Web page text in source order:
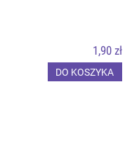
1,90 zł
DO KOSZYKA